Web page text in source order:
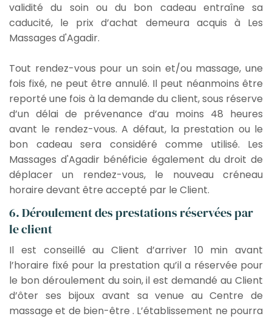
validité du soin ou du bon cadeau entraîne sa
caducité, le prix d’achat demeura acquis à Les
Massages d'Agadir.
Tout rendez-vous pour un soin et/ou massage, une
fois fixé, ne peut être annulé. Il peut néanmoins être
reporté une fois à la demande du client, sous réserve
d’un délai de prévenance d’au moins 48 heures
avant le rendez-vous. A défaut, la prestation ou le
bon cadeau sera considéré comme utilisé. Les
Massages d'Agadir bénéficie également du droit de
déplacer un rendez-vous, le nouveau créneau
horaire devant être accepté par le Client.
6. Déroulement des prestations réservées par
le client
Il est conseillé au Client d’arriver 10 min avant
l’horaire fixé pour la prestation qu’il a réservée pour
le bon déroulement du soin, il est demandé au Client
d’ôter ses bijoux avant sa venue au Centre de
massage et de bien-être . L’établissement ne pourra